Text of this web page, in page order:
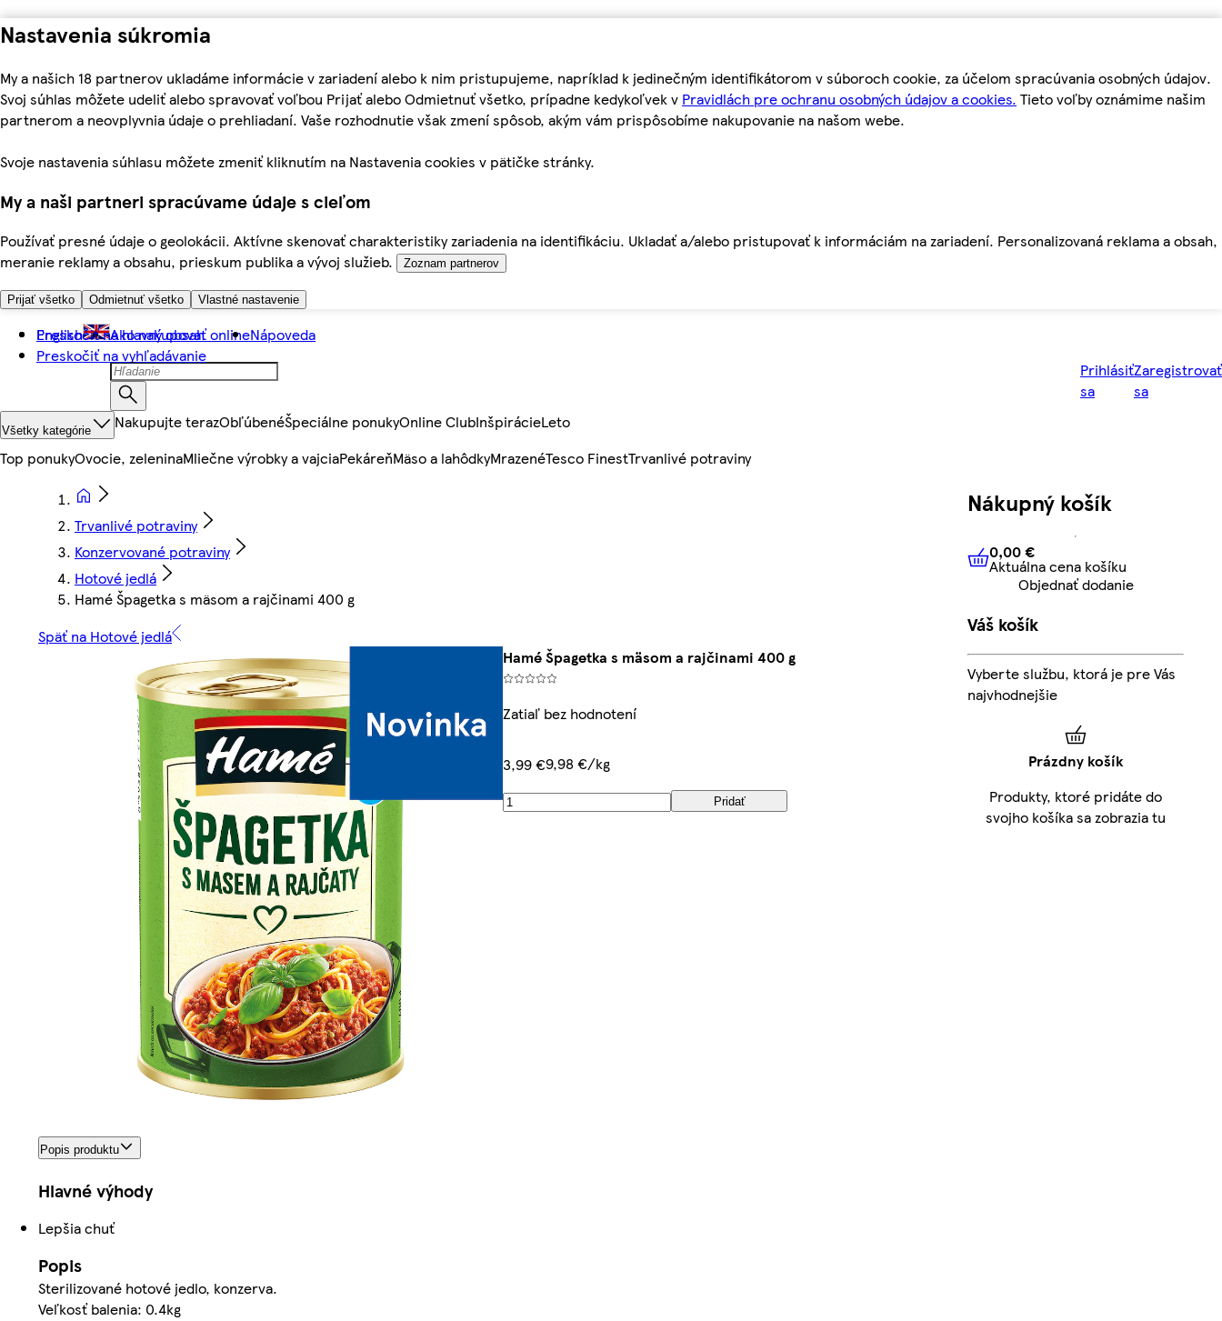
Nastavenia súkromia
My a našich 18 partnerov ukladáme informácie v zariadení alebo k nim pristupujeme, napríklad k jedinečným identifikátorom v súboroch cookie, za účelom spracúvania osobných údajov.
Svoj súhlas môžete udeliť alebo spravovať voľbou Prijať alebo Odmietnuť všetko, prípadne kedykoľvek v Pravidlách pre ochranu osobných údajov a cookies. Tieto voľby oznámime našim
partnerom a neovplyvnia údaje o prehliadaní. Vaše rozhodnutie však zmení spôsob, akým vám prispôsobíme nakupovanie na našom webe.
Svoje nastavenia súhlasu môžete zmeniť kliknutím na Nastavenia cookies v pätičke stránky.
My a naši partneri spracúvame údaje s cieľom
Používať presné údaje o geolokácii. Aktívne skenovať charakteristiky zariadenia na identifikáciu. Ukladať a/alebo pristupovať k informáciám na zariadení. Personalizovaná reklama a obsah,
meranie reklamy a obsahu, prieskum publika a vývoj služieb.
Zoznam partnerov
Prijať všetko Odmietnuť všetko Vlastné nastavenie
Preskočiť na hlavný obsah
Preskočiť na vyhľadávanie
English Ako nakupovať onlineNápoveda
Prihlásiť
sa
Zaregistrovať
sa
Všetky kategórie Nakupujte terazObľúbenéŠpeciálne ponukyOnline ClubInšpirácieLeto
Top ponukyOvocie, zeleninaMliečne výrobky a vajciaPekáreňMäso a lahôdkyMrazenéTesco FinestTrvanlivé potraviny
Trvanlivé potraviny
Konzervované potraviny
Hotové jedlá
Hamé Špagetka s mäsom a rajčinami 400 g
Späť na Hotové jedlá
Hamé Špagetka s mäsom a rajčinami 400 g
Zatiaľ bez hodnotení
3,99 €9,98 €/kg
Pridať
Popis produktu
Hlavné výhody
Lepšia chuť
Popis
Sterilizované hotové jedlo, konzerva.
Veľkosť balenia: 0.4kg
Nákupný košík
0,00 € Aktuálna cena košíku
0,00 €
Aktuálna cena košíku
Objednať dodanie
Váš košík
Vyberte službu, ktorá je pre Vás
najvhodnejšie
Prázdny košík
Produkty, ktoré pridáte do
svojho košíka sa zobrazia tu